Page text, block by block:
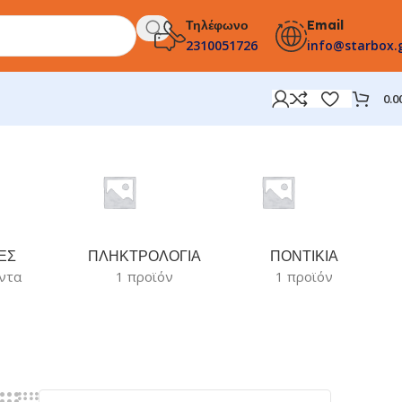
Τηλέφωνο
2310051726
Email
ΠΛΗΚΤΡΟΛΟΓΙΑ
1 προϊόν
ΠΟΝΤΙΚΙΑ
1 προϊόν